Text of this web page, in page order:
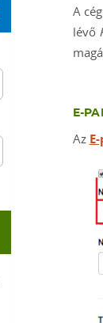
A
lévő
E-
Az